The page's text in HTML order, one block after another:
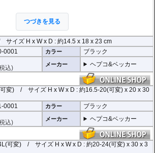
ら型くずれを起こしにくく、また高いホールド性能
してご利用いただけます (メーカー推奨最大速度 : 13
誇るインナーライニングを装備。 (完全防水を保証す
ケットを装備。
収めるのに便利なベルクロベルトを装備。
にはファスナー付きのポケットを装備。※EPIC3,EP
インは安全性を高めるリフレクター仕様。
ッグの車体へのロックなど様々なセキュリティオプ
グを用意。バッグに入れたままでの操作が可能で、
る際に大変便利です。
用途に合わせてお選び頂けます。
ーシック / MultiBASIC」が必要です
つづきを見る
イズ H x W x D : 約14.5 x 18 x 23 cm
0001 カラー ブラック
込) メーカー ヘプコ&ベッカー
変) / サイズ H x W x D : 約16.5-20(可変) x 20 x 30
0001 カラー ブラック
込) メーカー ヘプコ&ベッカー
可変) / サイズ H x W x D : 約20-24(可変) x 30 x 3